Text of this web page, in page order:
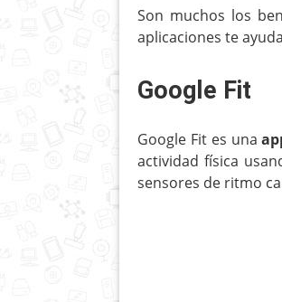
Son muchos los
aplicaciones te
Google Fit
Google Fit es una
actividad física
sensores de ritmo